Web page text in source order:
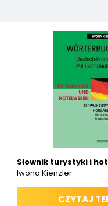
Słownik turystyki i
Iwona Kienzler
CZYTAJ